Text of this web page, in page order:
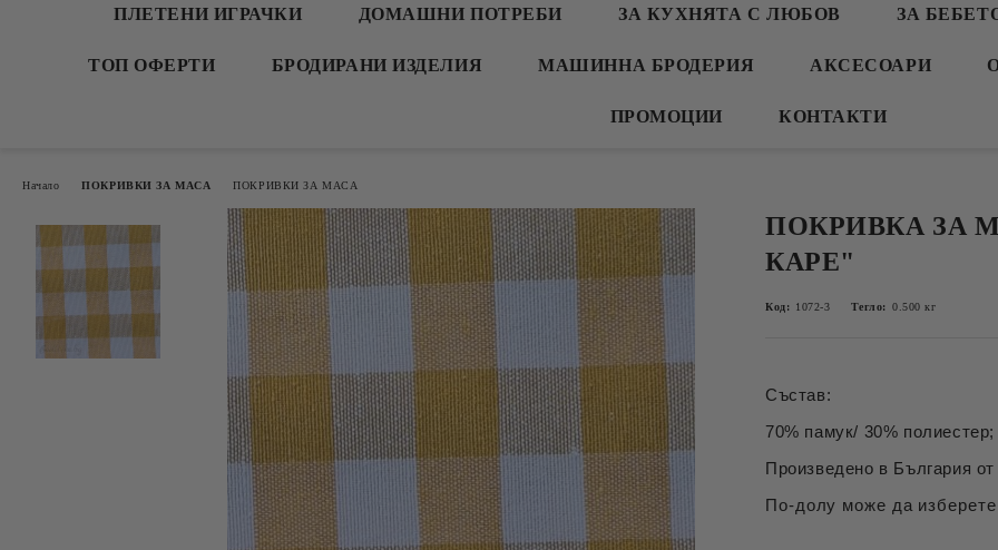
ПЛЕТЕНИ ИГРАЧКИ ДОМАШНИ ПОТРЕБИ ЗА КУХНЯТА С ЛЮБОВ ЗА
ТОП ОФЕРТИ БРОДИРАНИ ИЗДЕЛИЯ МАШИННА БРОДЕРИЯ АКСЕСОАРИ
ПРОМОЦИИ КОНТАКТИ
Начало ПОКРИВКИ ЗА МАСА ПОКРИВКИ ЗА МАСА
ПОКРИВКА ЗА
КАРЕ"
Код: 1072-3 Тегло: 0.500 кг
Състав:
70% памук/ 30%
Произведено в България
По-долу може да